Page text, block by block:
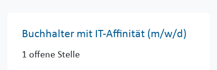
Buchhalter mit IT-Affinität (m/w/d) ​
1 offene Stelle